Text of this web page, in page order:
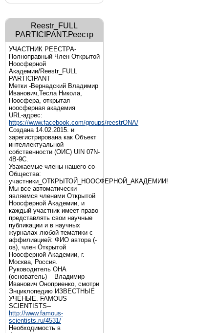
Reestr_FULL
PARTICIPANT.Реестр
УЧАСТНИК РЕЕСТРА-
Полноправный Член Открытой
Ноосферной
Академии/Reestr_FULL
PARTICIPANT
Метки -Вернадский Владимир
Иванович,Тесла Никола,
Ноосфера, открытая
ноосферная академия
URL-адрес:
https://www.facebook.com/groups/reestrONA/
Создана 14.02.2015. и
зарегистрирована как Объект
интеллектуальной
собственности (ОИС) UIN 07N-
4B-9C.
Уважаемые члены нашего со-
Общества:
участники_ОТКРЫТОЙ_НООСФЕРНОЙ_АКАДЕМИИ!
Мы все автоматически
являемся членами Открытой
Ноосферной Академии, и
каждый участник имеет право
представлять свои научные
публикации и в научных
журналах любой тематики с
аффилиацией: ФИО автора (-
ов), член Открытой
Ноосферной Академии, г.
Москва, Россия.
Руководитель ОНА
(основатель) – Владимир
Иванович Оноприенко, смотри
Энциклопедию ИЗВЕСТНЫЕ
УЧЕНЫЕ. FAMOUS
SCIENTISTS--
http://www.famous-
scientists.ru/4531/
Необходимость в